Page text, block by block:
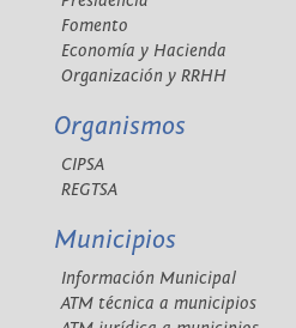
Fomento
Economía y Hacienda
Organización y RRHH
Organismos
CIPSA
REGTSA
Municipios
Información Municipal
ATM técnica a municipios